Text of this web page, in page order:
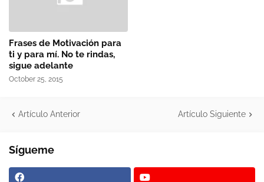
Frases de Motivación para
ti y para mí. No te rindas,
sigue adelante
October 25, 2015
Artículo Anterior Artículo Siguiente
Sígueme